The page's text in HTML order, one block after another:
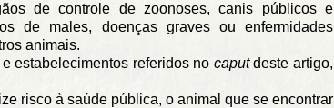
de controle de zoonoses, canis públicos e
de males, doenças graves ou enfermidades
animais.
estabelecimentos referidos no caputdeste artigo,
risco à saúde pública, o animal que se encontrar